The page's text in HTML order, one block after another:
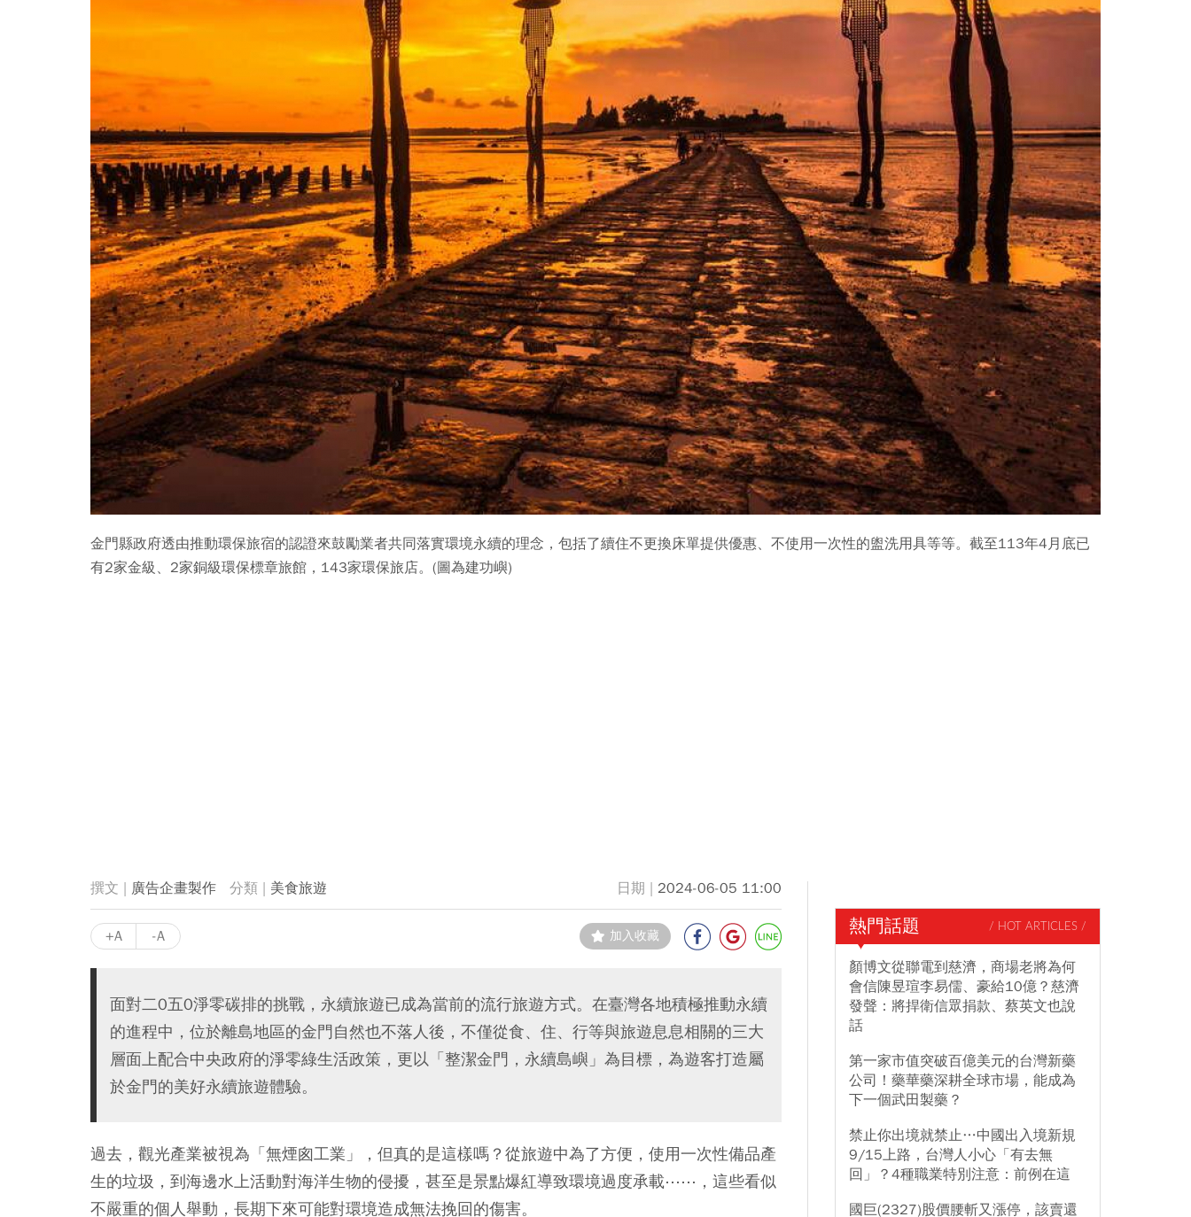
金門縣政府透由推動環保旅宿的認證來鼓勵業者共同落實環境永續的理念，包括了續住不更換床單提供優惠、不使用一次性的盥洗用具等等。截至113年4月底已
有2家金級、2家銅級環保標章旅館，143家環保旅店。(圖為建功嶼)
廣告企畫製作 美食旅遊 2024-06-05 11:00
+A -A 加入收藏
面對二0五0淨零碳排的挑戰，永續旅遊已成為當前的流行旅遊方式。在臺灣各地積極推動永續
的進程中，位於離島地區的金門自然也不落人後，不僅從食、住、行等與旅遊息息相關的三大
層面上配合中央政府的淨零綠生活政策，更以「整潔金門，永續島嶼」為目標，為遊客打造屬
於金門的美好永續旅遊體驗。
過去，觀光產業被視為「無煙囪工業」，但真的是這樣嗎？從旅遊中為了方便，使用一次性備品產
生的垃圾，到海邊水上活動對海洋生物的侵擾，甚至是景點爆紅導致環境過度承載⋯⋯，這些看似
不嚴重的個人舉動，長期下來可能對環境造成無法挽回的傷害。
熱門話題 / HOT ARTICLES /
顏博文從聯電到慈濟，商場老將為何
會信陳昱瑄李易儒、豪給10億？慈濟
發聲：將捍衛信眾捐款、蔡英文也說
話
第一家市值突破百億美元的台灣新藥
公司！藥華藥深耕全球市場，能成為
下一個武田製藥？
禁止你出境就禁止…中國出入境新規
9/15上路，台灣人小心「有去無
回」？4種職業特別注意：前例在這
國巨(2327)股價腰斬又漲停，該賣還